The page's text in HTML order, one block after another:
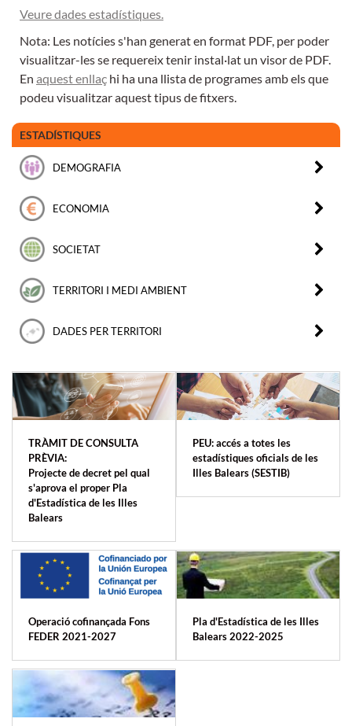
Veure dades estadístiques.
Nota: Les notícies s'han generat en format PDF, per poder
visualitzar-les se requereix tenir instal·lat un visor de PDF.
En aquest enllaç hi ha una llista de programes amb els que
podeu visualitzar aquest tipus de fitxers.
ESTADÍSTIQUES
DEMOGRAFIA
ECONOMIA
SOCIETAT
TERRITORI I MEDI AMBIENT
DADES PER TERRITORI
TRÀMIT DE CONSULTA
PRÈVIA:
Projecte de decret pel qual
s'aprova el proper Pla
d'Estadística de les Illes
Balears
PEU: accés a totes les
estadístiques oficials de les
Illes Balears (SESTIB)
Operació cofinançada Fons
FEDER 2021-2027
Pla d'Estadística de les Illes
Balears 2022-2025